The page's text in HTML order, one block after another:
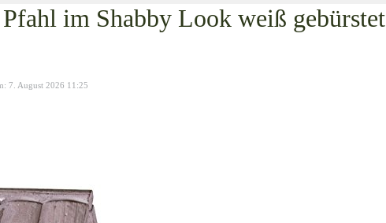
im Shabby Look weiß gebürstet
7. August 2026 11:25